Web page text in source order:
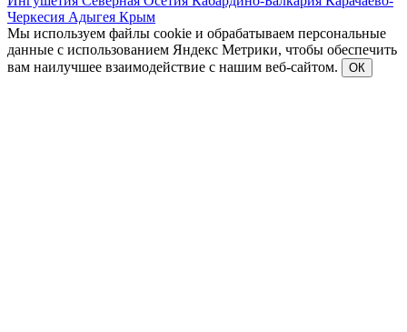
Черкесия Адыгея Крым
Мы используем файлы cookie и обрабатываем персональные
данные с использованием Яндекс Метрики, чтобы обеспечить
вам наилучшее взаимодействие с нашим веб-сайтом.
ОК